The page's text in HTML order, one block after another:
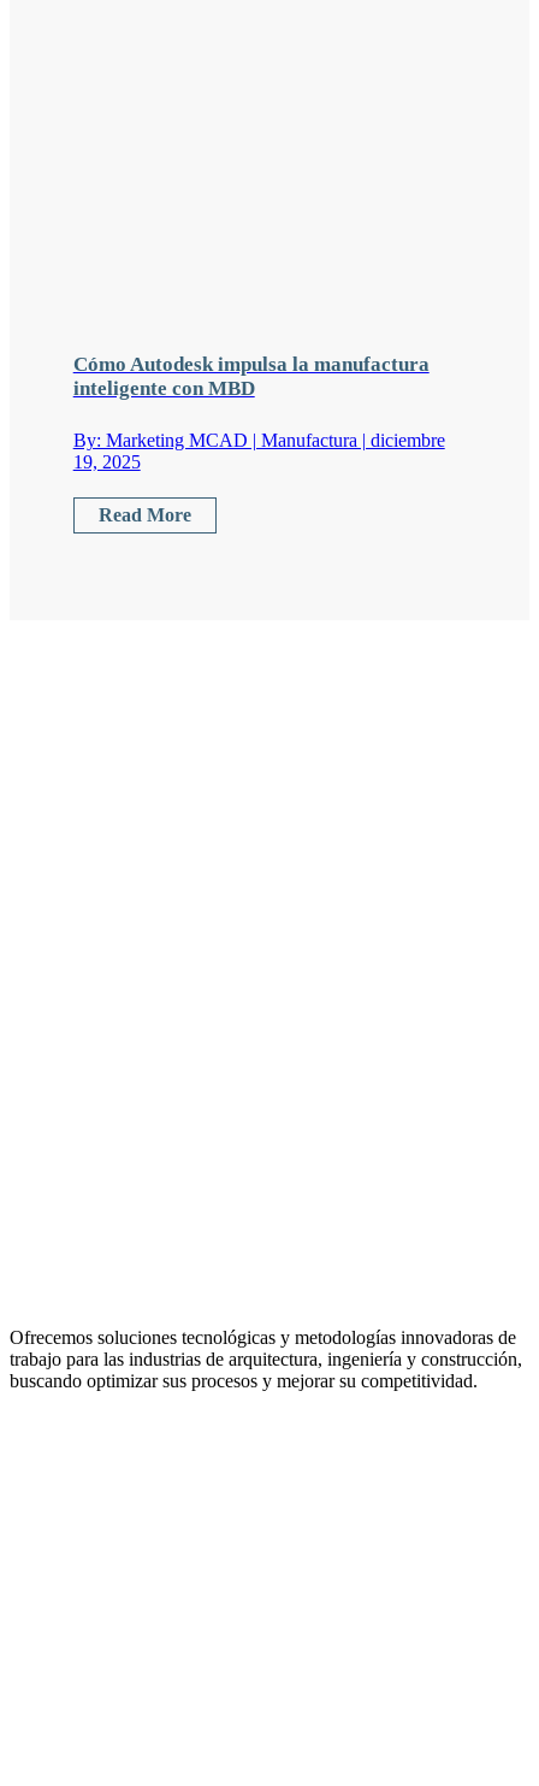
Cómo Autodesk impulsa la manufactura
inteligente con MBD
By: Marketing MCAD | Manufactura | diciembre
19, 2025
Read More
Ofrecemos soluciones tecnológicas y metodologías innovadoras de
trabajo para las industrias de arquitectura, ingeniería y construcción,
buscando optimizar sus procesos y mejorar su competitividad.